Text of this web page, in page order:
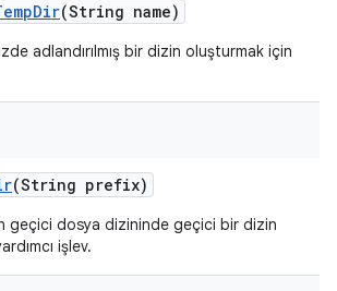
Dir(String name)
adlandırılmış bir dizin oluşturmak için
(String prefix)
geçici dosya dizininde geçici bir dizin
işlev.